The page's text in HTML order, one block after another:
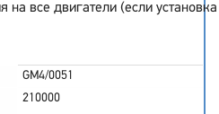
на все двигатели (если установка
GM4/0051
210000